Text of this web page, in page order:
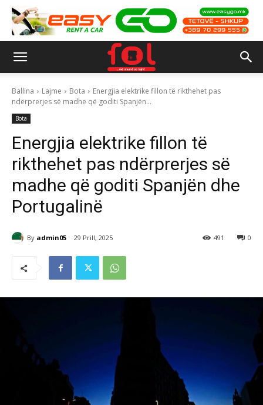
Ballina Lajme Bota
Energjia elektrike fillon të rikthehet pas
ndërprerjes së madhe që goditi Spanjën...
Bota
Energjia elektrike fillon të
rikthehet pas ndërprerjes së
madhe që goditi Spanjën dhe
Portugalinë
By admin05 29 Prill, 2025 0
491